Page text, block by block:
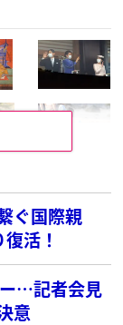
ぐ国際親
活！
…記者会見
意